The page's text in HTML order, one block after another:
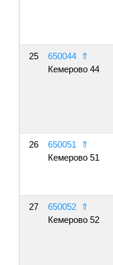
25 650044
⇑
Кемерово 44
26 650051
⇑
Кемерово 51
27 650052
⇑
Кемерово 52